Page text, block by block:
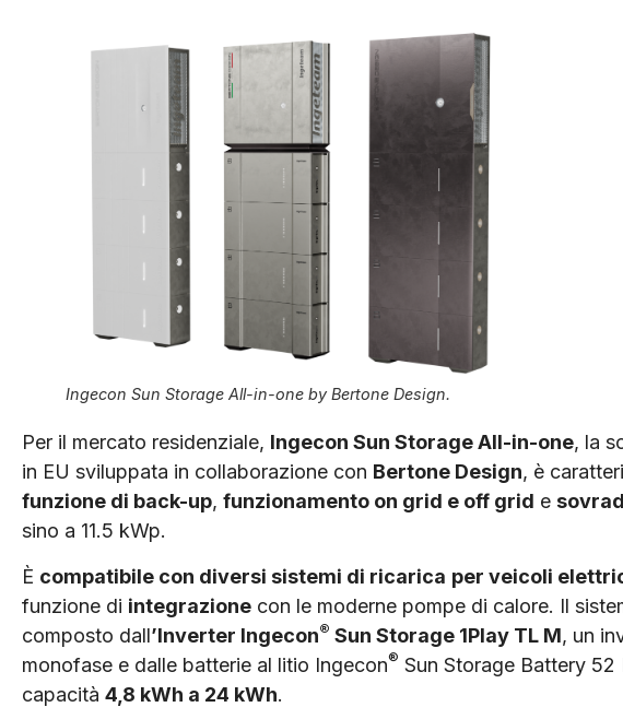
Ingecon Sun Storage All-in-one by Bertone Design.
Per il mercato residenziale, Ingecon Sun Storage All-in-one, la
in EU sviluppata in collaborazione con Bertone Design, è
funzione di back-up, funzionamento on grid e off grid e
sino a 11.5 kWp.
È compatibile con diversi sistemi di ricarica per veicoli
funzione di integrazione con le moderne pompe di calore. Il
composto dall’Inverter Ingecon® Sun Storage 1Play TL M, un
monofase e dalle batterie al litio Ingecon® Sun Storage Battery 52
capacità 4,8 kWh a 24 kWh.